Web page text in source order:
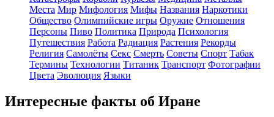
Места Мир Мифология Мифы Названия Наркотики
Общество Олимпийские игры Оружие Отношения
Персоны Пиво Политика Природа Психология
Путешествия Работа Радиация Растения Рекорды
Религия Самолёты Секс Смерть Советы Спорт Табак
Термины Технологии Титаник Транспорт Фотографии
Цвета Эволюция Языки
Интересные факты об Иране